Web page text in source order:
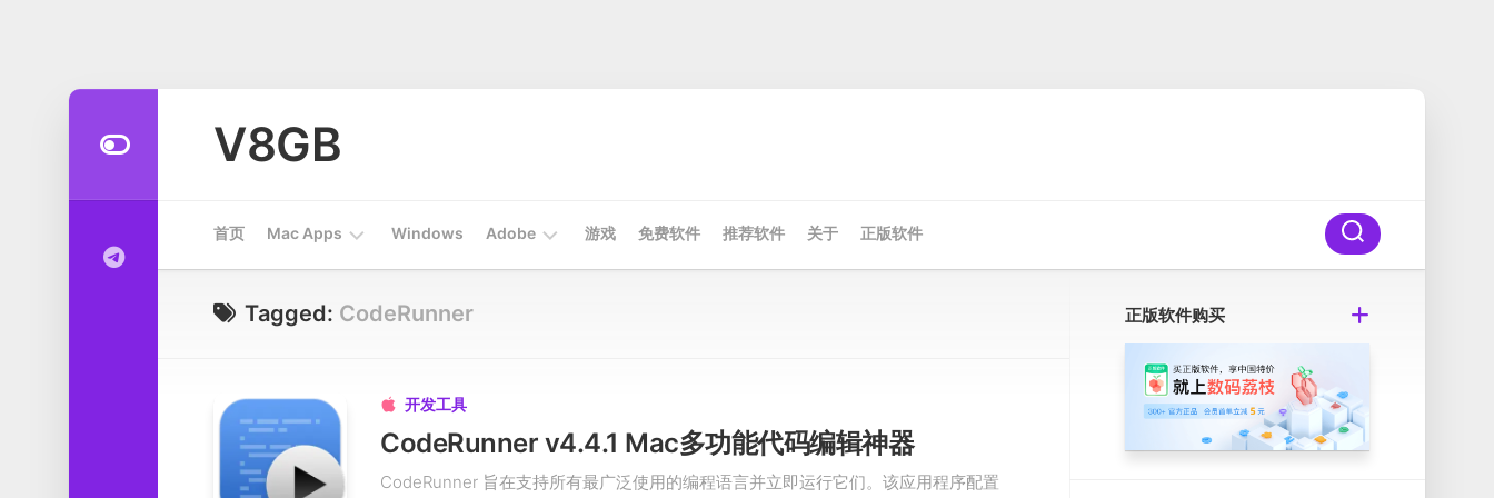
V8GB
首页 Mac Apps
Apps
工
具
系
统
Windows Adobe 游戏 免费软件 推荐软件 关于 正版软件
Tagged: CodeRunner
 开发工具
CodeRunner v4.4.1 Mac多功能代码编辑神器
CodeRunner 旨在支持所有最广泛使用的编程语言并立即运行它们。该应用程序配置
正版软件购买